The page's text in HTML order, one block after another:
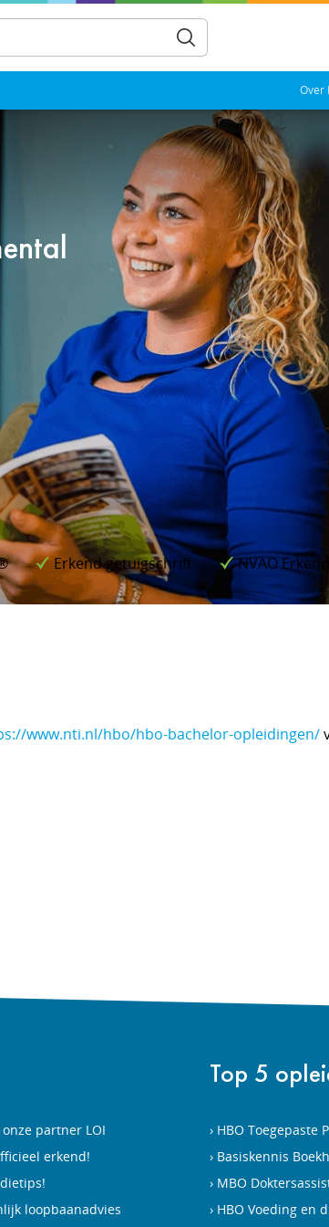
Over
Erkend getuigschrift NVAO Erkend
www.nti.nl/hbo/hbo-bachelor-opleidingen/
partner LOI
erkend!
loopbaanadvies
Top 5
HBO Toegepaste
Basiskennis
MBO
HBO Voeding en